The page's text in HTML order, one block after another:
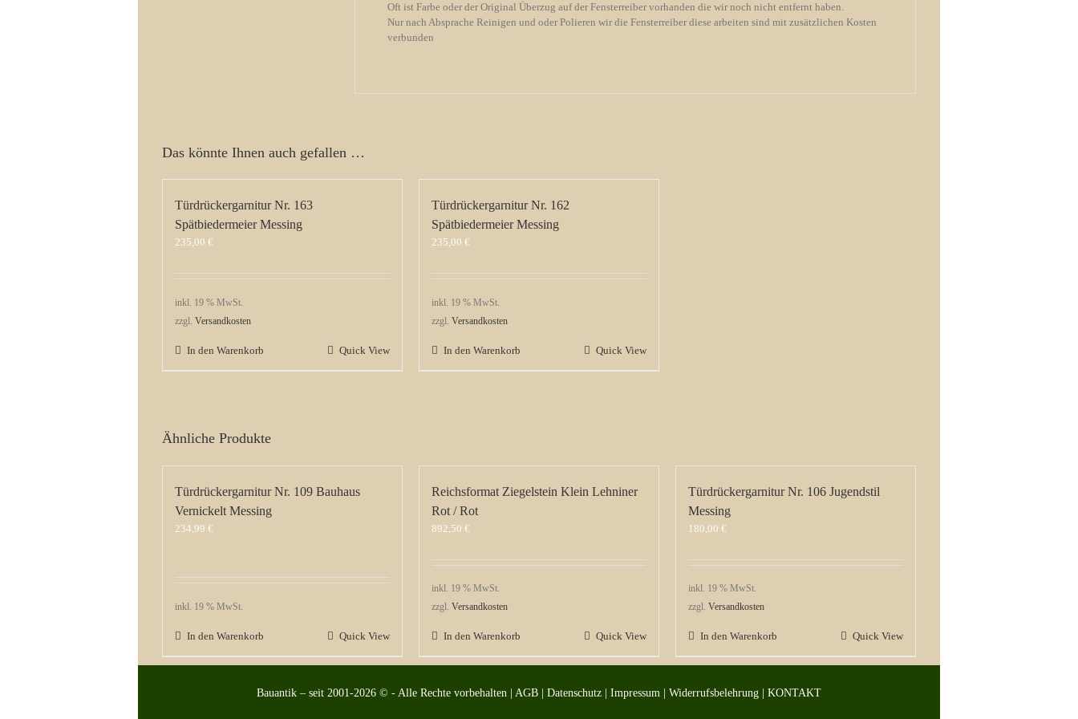
Oft ist Farbe oder der Original Überzug auf der Fensterreiber vorhanden die wir noch nicht entfernt haben.
Nur nach Absprache Reinigen und oder Polieren wir die Fensterreiber diese arbeiten sind mit zusätzlichen Kosten
verbunden
Das könnte Ihnen auch gefallen …
Türdrückergarnitur Nr. 163
Spätbiedermeier Messing
235,00 €
inkl. 19 % MwSt.
zzgl. Versandkosten
In den Warenkorb Quick View
Türdrückergarnitur Nr. 162
Spätbiedermeier Messing
235,00 €
inkl. 19 % MwSt.
zzgl. Versandkosten
In den Warenkorb Quick View
Ähnliche Produkte
Türdrückergarnitur Nr. 109 Bauhaus
Vernickelt Messing
234,99 €
inkl. 19 % MwSt.
In den Warenkorb Quick View
Reichsformat Ziegelstein Klein Lehniner
Rot / Rot
892,50 €
inkl. 19 % MwSt.
zzgl. Versandkosten
In den Warenkorb Quick View
Türdrückergarnitur Nr. 106 Jugendstil
Messing
180,00 €
inkl. 19 % MwSt.
zzgl. Versandkosten
In den Warenkorb Quick View
Bauantik – seit 2001-2026 © - Alle Rechte vorbehalten | AGB Datenschutz Impressum Widerrufsbelehrung KONTAKT